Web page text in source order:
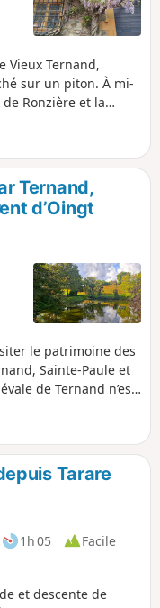
Vieux Ternand,
sur un piton. À mi-
Ronzière et la
très intéressante
Paule et Saint-
permet de le
Ce piton
si vous faites
Ternand,
d’Oingt
le patrimoine des
Sainte-Paule et
de Ternand n’est
Tarare
1h 05
Facile
et descente de